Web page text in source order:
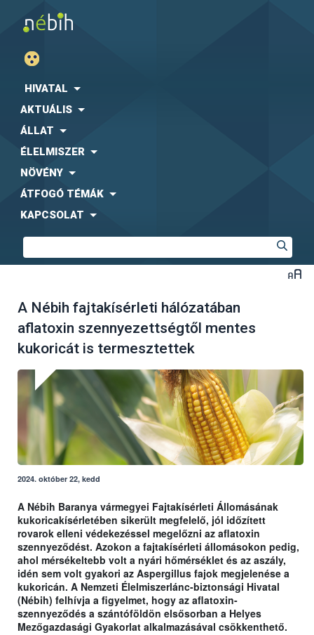
HIVATAL
AKTUÁLIS
ÁLLAT
ÉLELMISZER
NÖVÉNY
ÁTFOGÓ TÉMÁK
KAPCSOLAT
A Nébih fajtakísérleti hálózatában
aflatoxin szennyezettségtől mentes
kukoricát is termesztettek
2024. október 22, kedd
A Nébih Baranya vármegyei Fajtakísérleti Állomásának
kukoricakísérletében sikerült megfelelő, jól időzített
rovarok elleni védekezéssel megelőzni az aflatoxin
szennyeződést. Azokon a fajtakísérleti állomásokon pedig,
ahol mérsékeltebb volt a nyári hőmérséklet és az aszály,
idén sem volt gyakori az Aspergillus fajok megjelenése a
kukoricán. A Nemzeti Élelmiszerlánc-biztonsági Hivatal
(Nébih) felhívja a figyelmet, hogy az aflatoxin-
szennyeződés a szántóföldön elsősorban a Helyes
Mezőgazdasági Gyakorlat alkalmazásával csökkenthető.